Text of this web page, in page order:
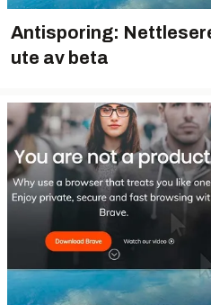
Antisporing:
ute av beta